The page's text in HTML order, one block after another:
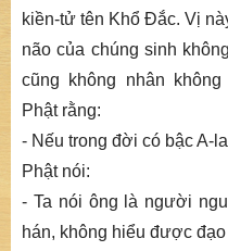
kiền-tử tên Khổ Đắc. Vị
não của chúng sinh
cũng không nhân
Phật rằng:
- Nếu trong đời có bậc A-
Phật nói:
- Ta nói ông là người
hán, không hiểu được đạo